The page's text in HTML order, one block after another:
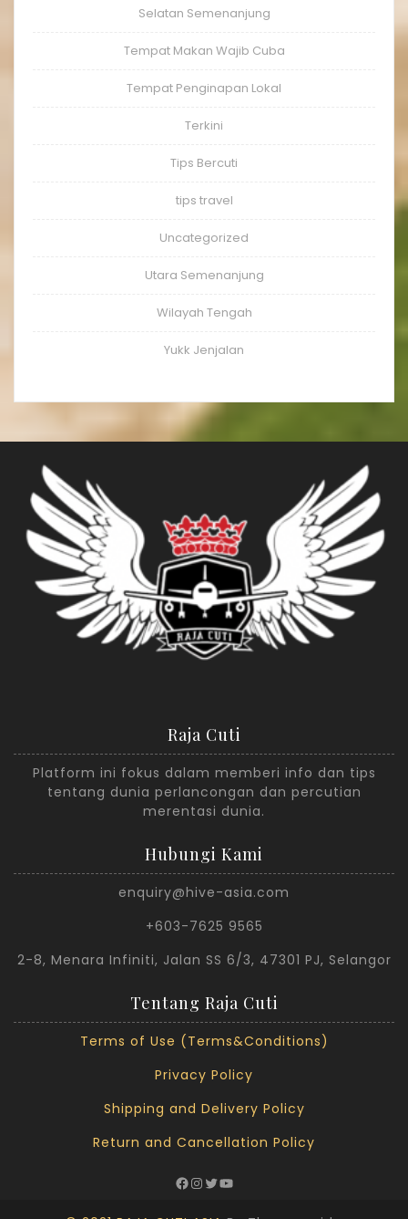
Selatan Semenanjung
Tempat Makan Wajib Cuba
Tempat Penginapan Lokal
Terkini
Tips Bercuti
tips travel
Uncategorized
Utara Semenanjung
Wilayah Tengah
Yukk Jenjalan
Raja Cuti
Platform ini fokus dalam memberi info dan tips
tentang dunia perlancongan dan percutian
merentasi dunia.
Hubungi Kami
enquiry@hive-asia.com
+603-7625 9565
2-8, Menara Infiniti, Jalan SS 6/3, 47301 PJ, Selangor
Tentang Raja Cuti
Terms of Use (Terms&Conditions)
Privacy Policy
Shipping and Delivery Policy
Return and Cancellation Policy